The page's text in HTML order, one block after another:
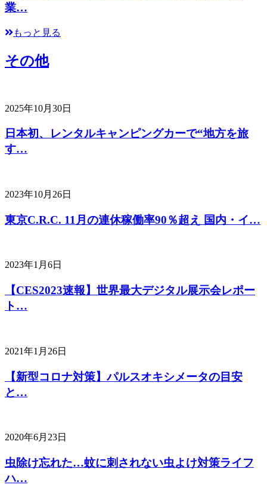
業…
もっと見る
その他
2025年10月30日
日本初、レンタルキャンピングカーで“地方を旅
す…
2023年10月26日
東京C.R.C. 11月の連休稼働率90％超え 国内・イ…
2023年1月6日
【CES2023速報】世界最大デジタル展示会レポー
ト…
2021年1月26日
【新型コロナ対策】パルスオキシメータの目安
と…
2020年6月23日
虫除け忘れた…蚊に刺されない虫よけ対策ライフ
ハ…